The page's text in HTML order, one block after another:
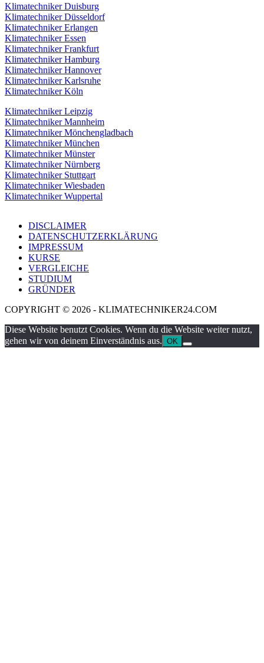
Klimatechniker Duisburg
Klimatechniker Düsseldorf
Klimatechniker Erlangen
Klimatechniker Essen
Klimatechniker Frankfurt
Klimatechniker Hamburg
Klimatechniker Hannover
Klimatechniker Karlsruhe
Klimatechniker Köln
Klimatechniker Leipzig
Klimatechniker Mannheim
Klimatechniker Mönchengladbach
Klimatechniker München
Klimatechniker Münster
Klimatechniker Nürnberg
Klimatechniker Stuttgart
Klimatechniker Wiesbaden
Klimatechniker Wuppertal
DISCLAIMER
DATENSCHUTZERKLÄRUNG
IMPRESSUM
KURSE
VERGLEICHE
STUDIUM
GRÜNDER
COPYRIGHT © 2026 - KLIMATECHNIKER24.COM
Diese Website benutzt Cookies. Wenn du die Website weiter nutzt,
gehen wir von deinem Einverständnis aus. OK